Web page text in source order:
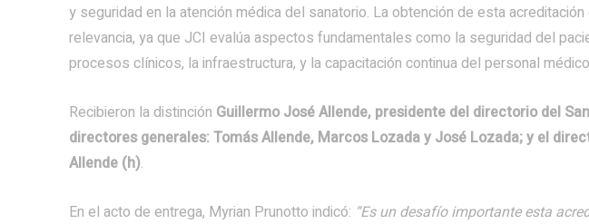
y seguridad en la atención médica del sanatorio. La obtención de esta
relevancia, ya que JCI evalúa aspectos fundamentales como la seguridad del
procesos clínicos, la infraestructura, y la capacitación continua del personal
Recibieron la distinción Guillermo José Allende, presidente del directorio del
directores generales: Tomás Allende, Marcos Lozada y José Lozada; y el
Allende (h).
En el acto de entrega, Myrian Prunotto indicó: “Es un desafío importante esta